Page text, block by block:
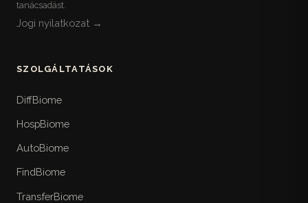
tanácsadást.
Jogi nyilatkozat →
SZOLGÁLTATÁSOK
DiffBiome
HospBiome
AutoBiome
FindBiome
TransferBiome